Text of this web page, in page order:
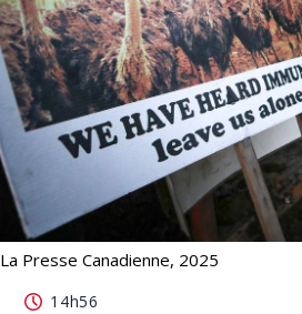
La Presse Canadienne, 2025
14h56